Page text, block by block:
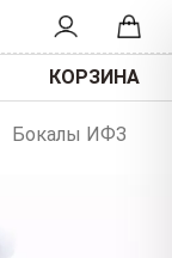
КОРЗИНА
Бокалы ИФЗ